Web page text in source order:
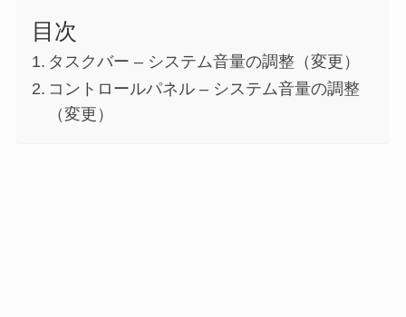
目次
タスクバー – システム音量の調整（変更）
コントロールパネル – システム音量の調整
（変更）